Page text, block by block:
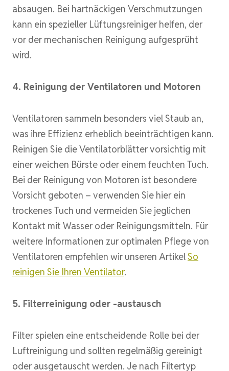
absaugen. Bei hartnäckigen Verschmutzungen
kann ein spezieller Lüftungsreiniger helfen, der
vor der mechanischen Reinigung aufgesprüht
wird.
4. Reinigung der Ventilatoren und Motoren
Ventilatoren sammeln besonders viel Staub an,
was ihre Effizienz erheblich beeinträchtigen kann.
Reinigen Sie die Ventilatorblätter vorsichtig mit
einer weichen Bürste oder einem feuchten Tuch.
Bei der Reinigung von Motoren ist besondere
Vorsicht geboten – verwenden Sie hier ein
trockenes Tuch und vermeiden Sie jeglichen
Kontakt mit Wasser oder Reinigungsmitteln. Für
weitere Informationen zur optimalen Pflege von
Ventilatoren empfehlen wir unseren ArtikelSo
reinigen Sie Ihren Ventilator.
5. Filterreinigung oder -austausch
Filter spielen eine entscheidende Rolle bei der
Luftreinigung und sollten regelmäßig gereinigt
oder ausgetauscht werden. Je nach Filtertyp